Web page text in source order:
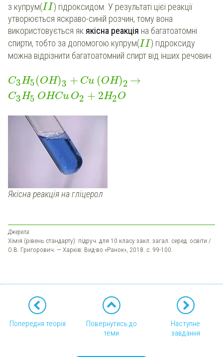
з купрум(II) гідроксидом. У результаті цієї реакції
утворюється яскраво-синій розчин, тому вона
використовується якякісна реакція на багатоатомні
спирти, тобто за допомогою купрум(II) гідроксиду
можна відрізнити багатоатомний спирт від інших речовин:
C3H5(OH)3 + Cu (OH)2 →
C3H5 OHCu O2 + 2H2O
Якісна реакція на гліцерол
Джерела:
Хімія (рівень стандарту): підруч. для 10 класу закл. загал. серед. освіти /
О.В. Григорович. — Харків: Вид-во «Ранок», 2018. с. 99-100.
Попередня теорія
Повернутись до
теми
Наступне
завдання